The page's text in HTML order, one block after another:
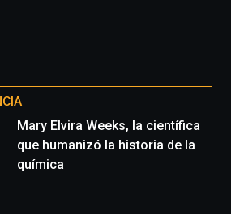
Mary Elvira Weeks, la científica
que humanizó la historia de la
química